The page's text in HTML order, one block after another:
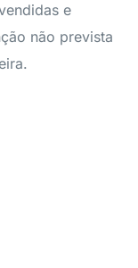
e
não prevista